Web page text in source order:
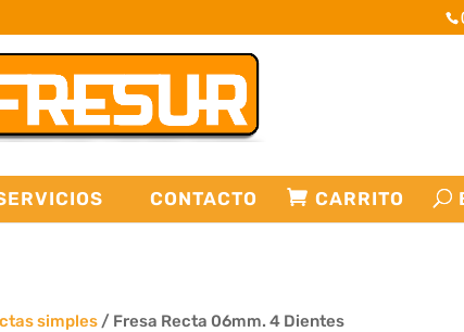
CONTACTO CARRITO
simples / Fresa Recta 06mm. 4 Dientes